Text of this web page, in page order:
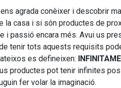
agrada conèixer i descobrir
la casa i si són productes de
i passió encara més. Avui us
tenir tots aquests requisits
es defineixen:
productes pot tenir infinites
fer volar la imaginació.